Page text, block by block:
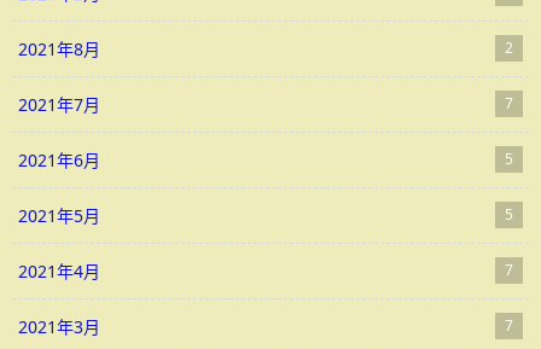
2021年8月 2
2021年7月 7
2021年6月 5
2021年5月 5
2021年4月 7
2021年3月 7